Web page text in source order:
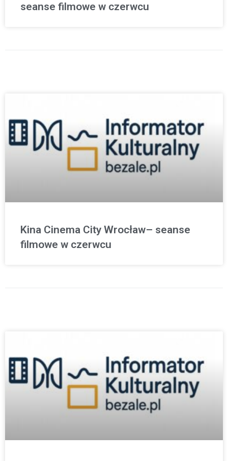
seanse filmowe w czerwcu
Kina Cinema City Wrocław– seanse
filmowe w czerwcu